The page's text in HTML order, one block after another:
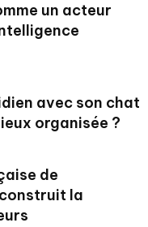
un acteur
avec son chat
organisée ?
de
la